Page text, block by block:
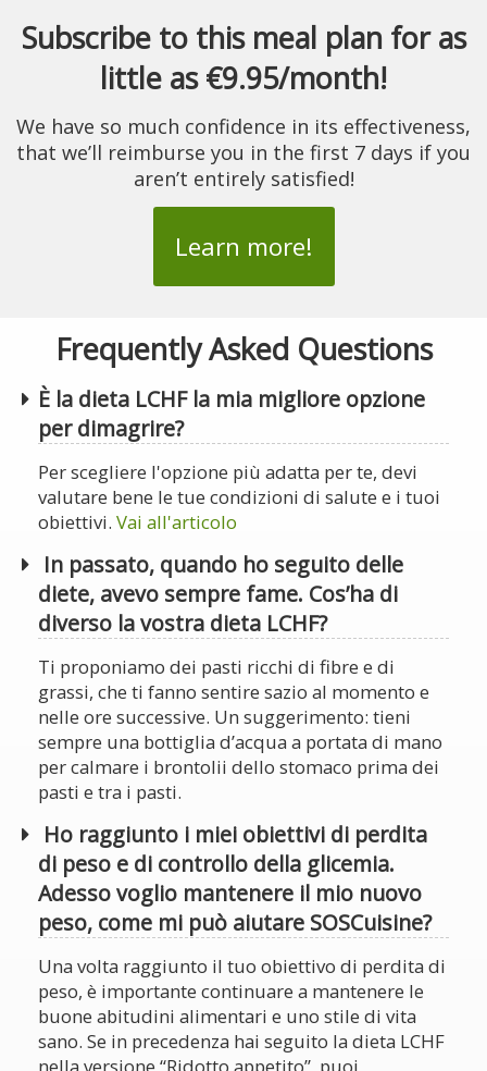
Subscribe to this meal plan for as
little as €9.95/month!
We have so much confidence in its effectiveness,
that we’ll reimburse you in the first 7 days if you
aren’t entirely satisfied!
Learn more!
Frequently Asked Questions
È la dieta LCHF la mia migliore opzione
per dimagrire?
Per scegliere l'opzione più adatta per te, devi
valutare bene le tue condizioni di salute e i tuoi
obiettivi. Vai all'articolo
In passato, quando ho seguito delle
diete, avevo sempre fame. Cos’ha di
diverso la vostra dieta LCHF?
Ti proponiamo dei pasti ricchi di fibre e di
grassi, che ti fanno sentire sazio al momento e
nelle ore successive. Un suggerimento: tieni
sempre una bottiglia d’acqua a portata di mano
per calmare i brontolii dello stomaco prima dei
pasti e tra i pasti.
Ho raggiunto i miei obiettivi di perdita
di peso e di controllo della glicemia.
Adesso voglio mantenere il mio nuovo
peso, come mi può aiutare SOSCuisine?
Una volta raggiunto il tuo obiettivo di perdita di
peso, è importante continuare a mantenere le
buone abitudini alimentari e uno stile di vita
sano. Se in precedenza hai seguito la dieta LCHF